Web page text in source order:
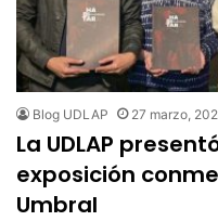
Blog UDLAP 27 marzo,
La UDLAP
exposición
Umbral